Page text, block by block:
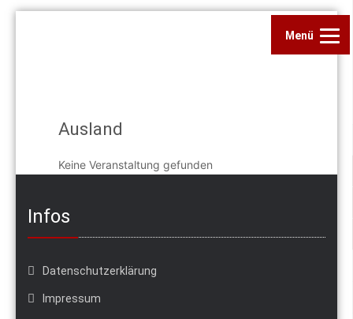
Ausland
Keine Veranstaltung gefunden
Infos
Datenschutzerklärung
Impressum
Menü